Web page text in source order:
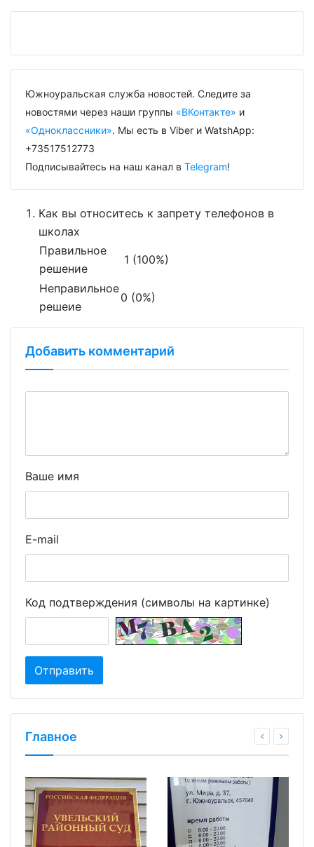
Южноуральская служба новостей. Следите за
новостями через наши группы «ВКонтакте» и
«Одноклассники». Мы есть в Viber и WatshApp:
+73517512773
Подписывайтесь на наш канал в Telegram!
Как вы относитесь к запрету телефонов в
школах
Правильное
решение
1 (100%)
Неправильное
решеие
0 (0%)
Добавить комментарий
Ваше имя
E-mail
Код подтверждения (символы на картинке)
Главное